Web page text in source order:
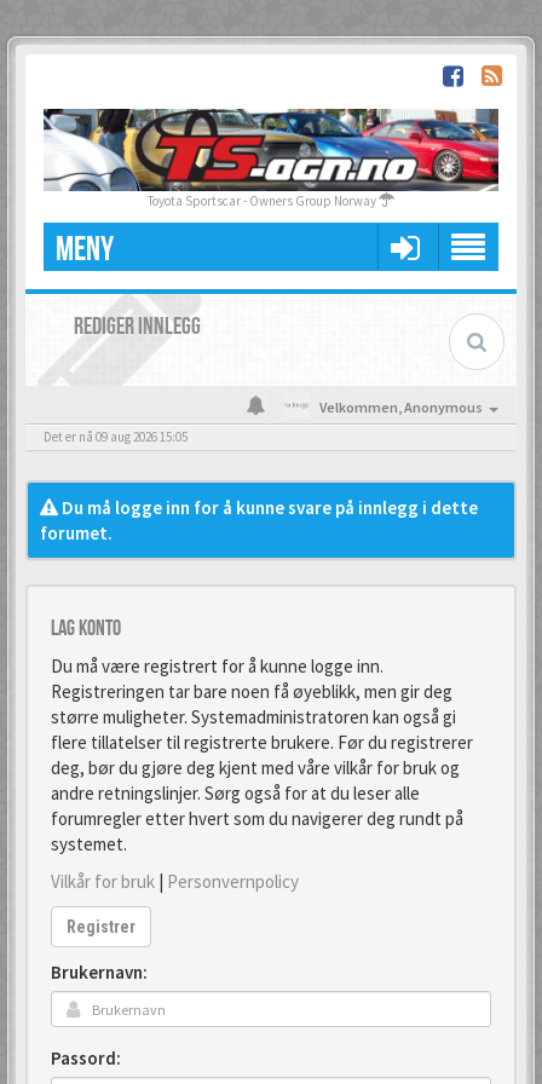
Toyota Sportscar - Owners Group Norway
MENY
REDIGER INNLEGG
Velkommen,Anonymous
Det er nå 09 aug 2026 15:05
Du må logge inn for å kunne svare på innlegg i dette
forumet.
Lag konto
Du må være registrert for å kunne logge inn.
Registreringen tar bare noen få øyeblikk, men gir deg
større muligheter. Systemadministratoren kan også gi
flere tillatelser til registrerte brukere. Før du registrerer
deg, bør du gjøre deg kjent med våre vilkår for bruk og
andre retningslinjer. Sørg også for at du leser alle
forumregler etter hvert som du navigerer deg rundt på
systemet.
Vilkår for bruk | Personvernpolicy
Registrer
Brukernavn:
Passord: